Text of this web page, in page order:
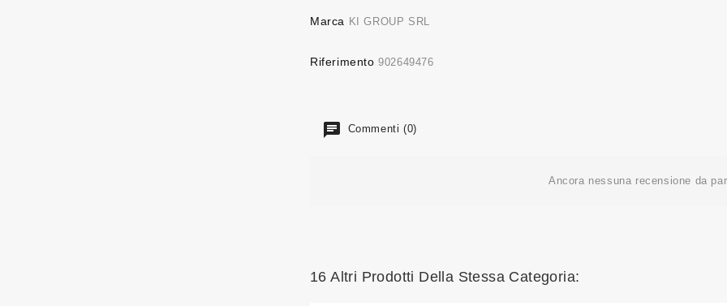
Marca KI GROUP SRL
Riferimento 902649476
Commenti (0)
Ancora nessuna recensione da
16 Altri Prodotti Della Stessa Categoria: